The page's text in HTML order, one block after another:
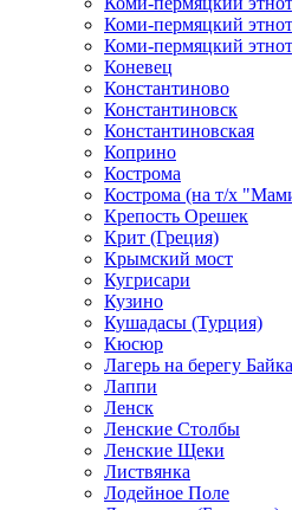
Коми-пермяцкий
Коми-пермяцкий
Коневец
Константиново
Константиновск
Константиновская
Коприно
Кострома
Кострома (на т/х
Крепость Орешек
Крит (Греция)
Крымский мост
Кугрисари
Кузино
Кушадасы (Турция)
Кюсюр
Лагерь на берегу
Лаппи
Ленск
Ленские Столбы
Ленские Щеки
Листвянка
Лодейное Поле